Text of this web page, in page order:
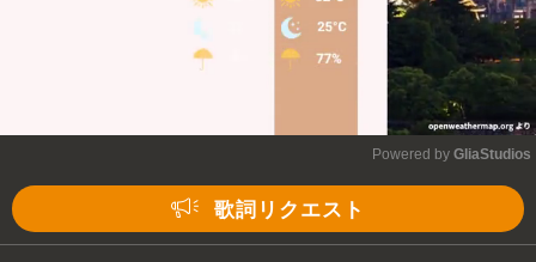
Powered by GliaStudios
歌詞リクエスト